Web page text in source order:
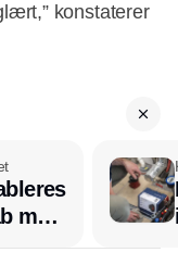
konstaterer
med